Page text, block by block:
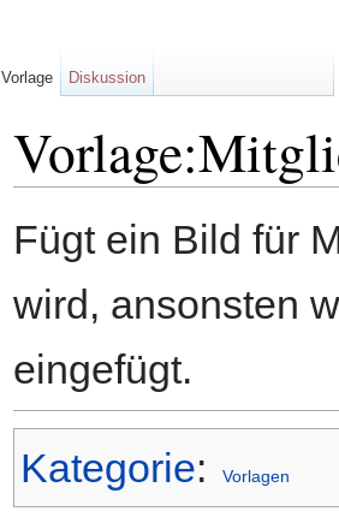
Fügt ein Bild für
wird, ansonsten
eingefügt.
Kategorie: Vorlagen
Vorlage Diskussion